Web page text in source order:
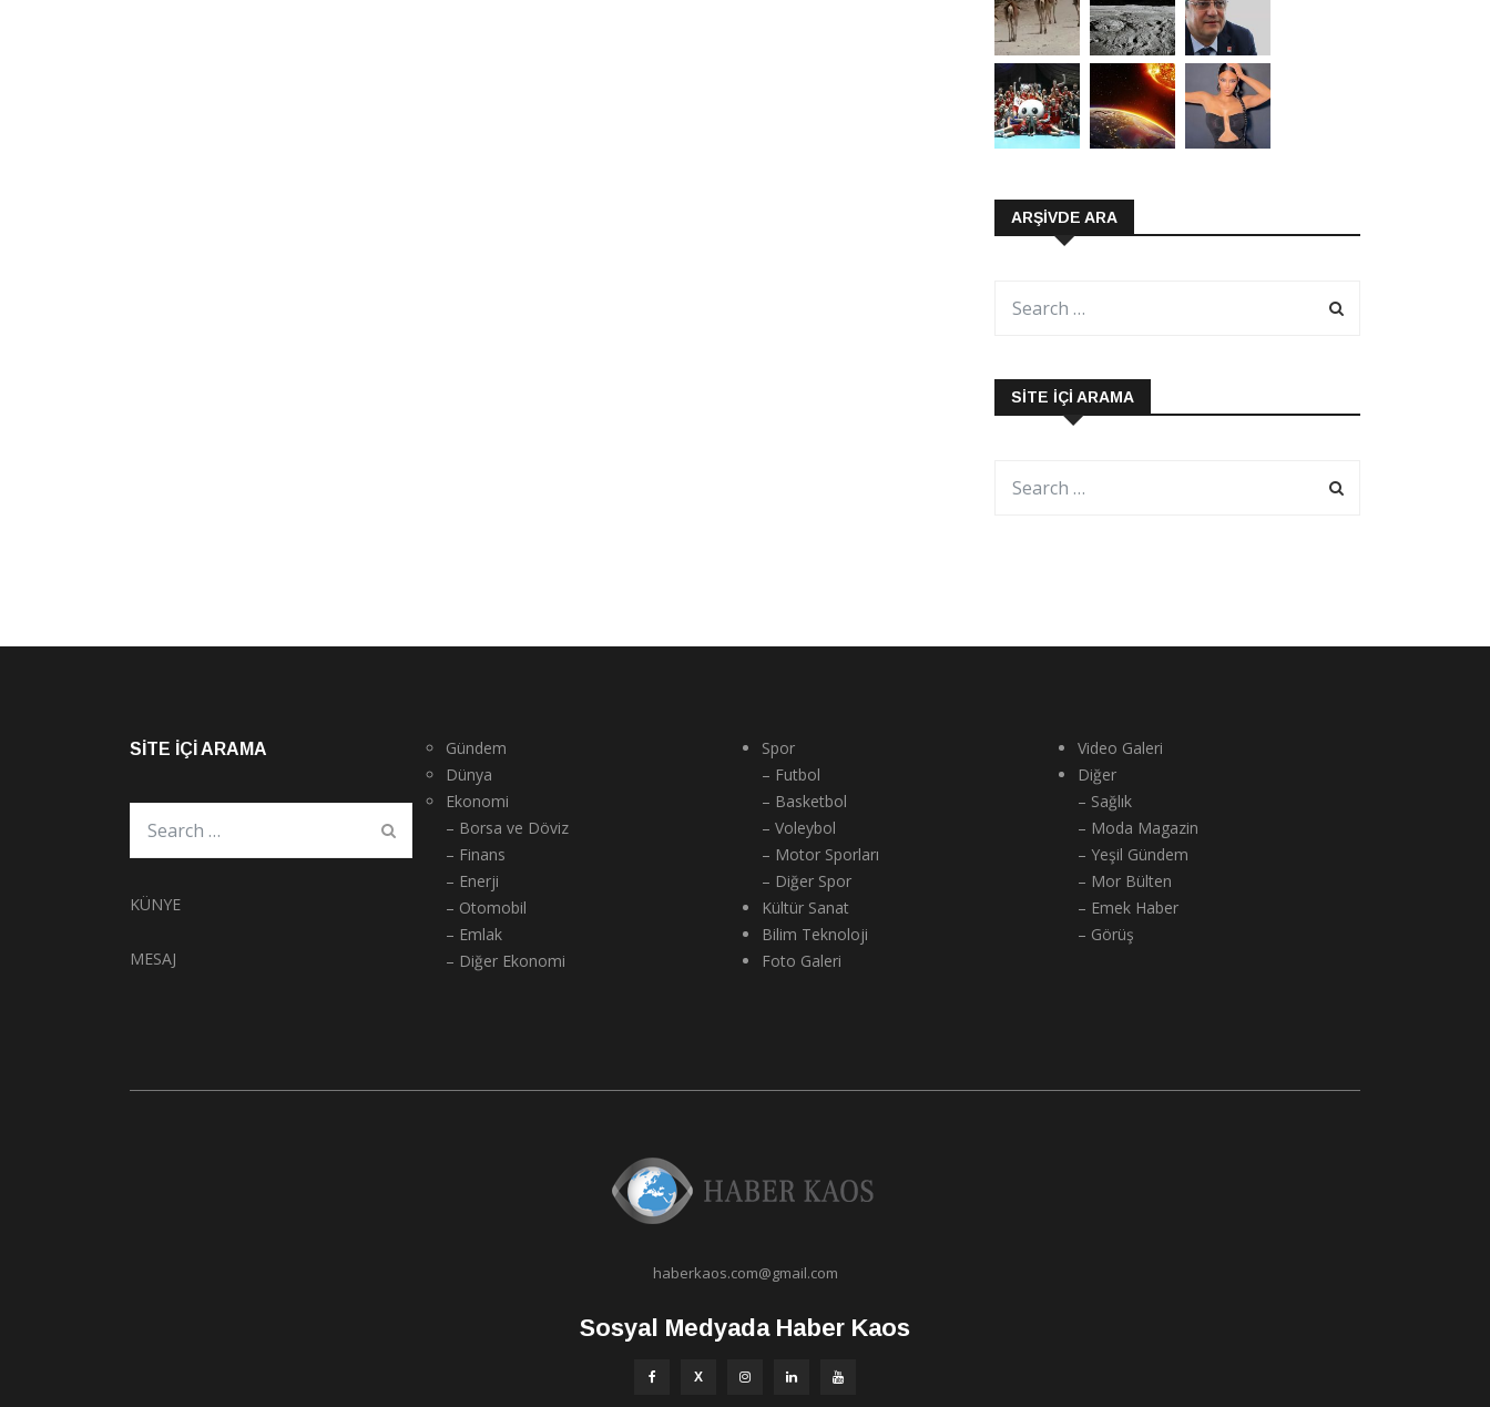
ARŞIVDE ARA
SITE İÇI ARAMA
SITE İÇI ARAMA
KÜNYE
MESAJ
Gündem
Dünya
Ekonomi
– Borsa ve Döviz
– Finans
– Enerji
– Otomobil
– Emlak
– Diğer Ekonomi
Spor
– Futbol
– Basketbol
– Voleybol
– Motor Sporları
– Diğer Spor
Kültür Sanat
Bilim Teknoloji
Foto Galeri
Video Galeri
Diğer
– Sağlık
– Moda Magazin
– Yeşil Gündem
– Mor Bülten
– Emek Haber
– Görüş
haberkaos.com@gmail.com
Sosyal Medyada Haber Kaos